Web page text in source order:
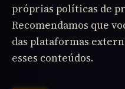
próprias políticas de
Recomendamos que
das plataformas
esses conteúdos.